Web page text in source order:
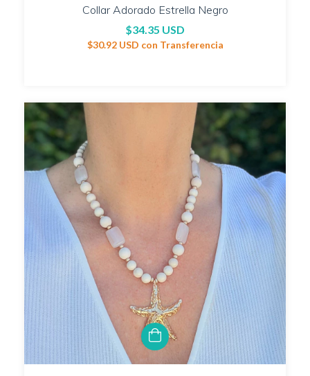
Collar Adorado Estrella Negro
$34.35 USD
$30.92 USD con Transferencia